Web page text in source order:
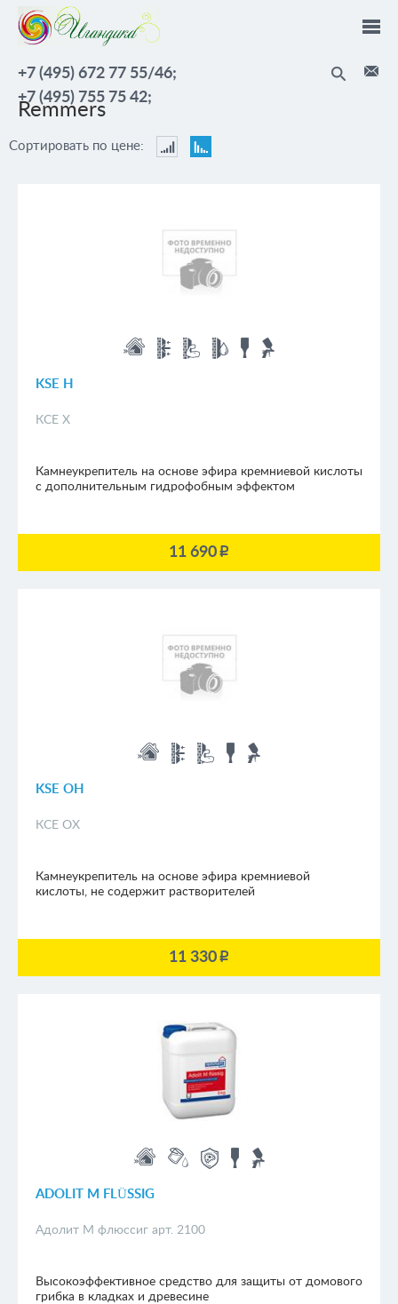
Перейти к основному содержанию
+7 (495) 672 77 55/46;
+7 (495) 755 75 42;
Remmers
Сортировать по цене:
возрастанию
убыванию
KSE H
КСЕ Х
Камнеукрепитель на основе эфира кремниевой кислоты
с дополнительным гидрофобным эффектом
11 690p
KSE OH
КСЕ ОХ
Камнеукрепитель на основе эфира кремниевой
кислоты, не содержит растворителей
11 330p
ADOLIT M FLÜSSIG
Адолит М флюссиг арт. 2100
Высокоэффективное средство для защиты от домового
грибка в кладках и древесине